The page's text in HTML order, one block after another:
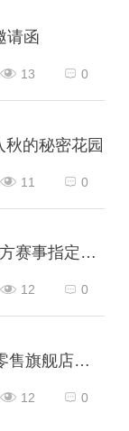
请函
0
13
的秘密花园
0
11
泰兰尼斯DS自然探索赛全国赛！官方赛事指定战靴！
0
12
开学季预告：飒美特常熟首家校服零售旗舰店即将开业！
0
12